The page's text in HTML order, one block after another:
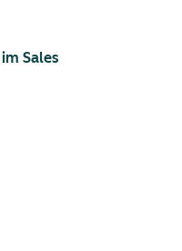
Sales